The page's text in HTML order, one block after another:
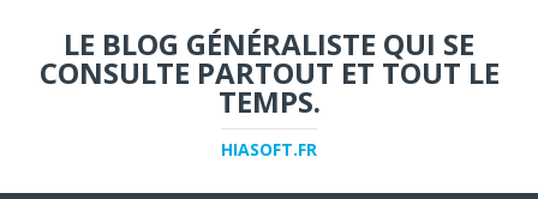
LE BLOG GÉNÉRALISTE QUI SE
CONSULTE PARTOUT ET TOUT LE
TEMPS.
HIASOFT.FR